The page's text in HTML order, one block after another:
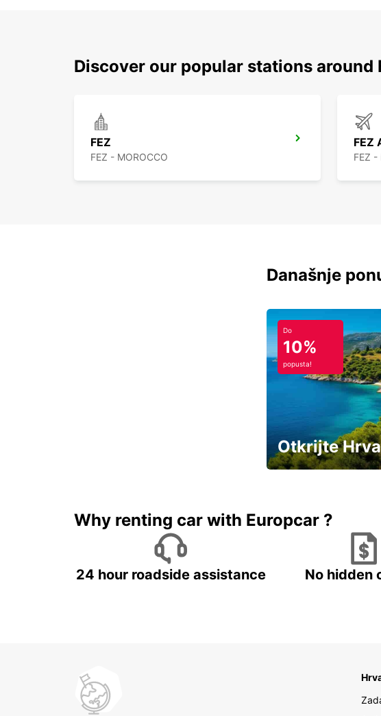
Discover our popular stations around
FEZ
FEZ - MOROCCO
FEZ
FEZ -
Današnje
Do
10%
popusta!
Otkrijte
Why renting car with Europcar ?
24 hour roadside assistance No hidden